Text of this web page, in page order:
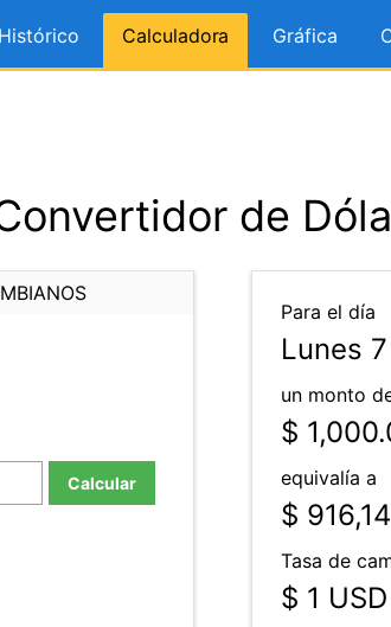
Calculadora Gráfica
de
Calcular
Para el día
Lunes
un monto
$
equivalía a
$
Tasa de
$ 1